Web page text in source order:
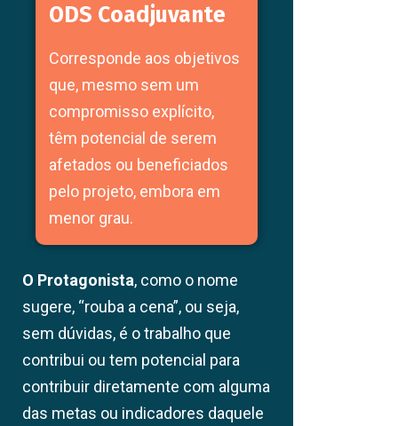
ODS Coadjuvante
Corresponde aos objetivos
que, mesmo sem um
compromisso explícito,
têm potencial de serem
afetados ou beneficiados
pelo projeto, embora em
menor grau.
O Protagonista, como o nome
sugere, “rouba a cena”, ou seja,
sem dúvidas, é o trabalho que
contribui ou tem potencial para
contribuir diretamente com alguma
das metas ou indicadores daquele